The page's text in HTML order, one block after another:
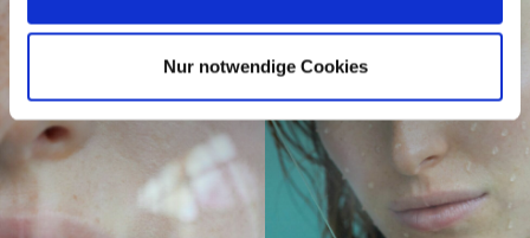
Nur notwendige Cookies